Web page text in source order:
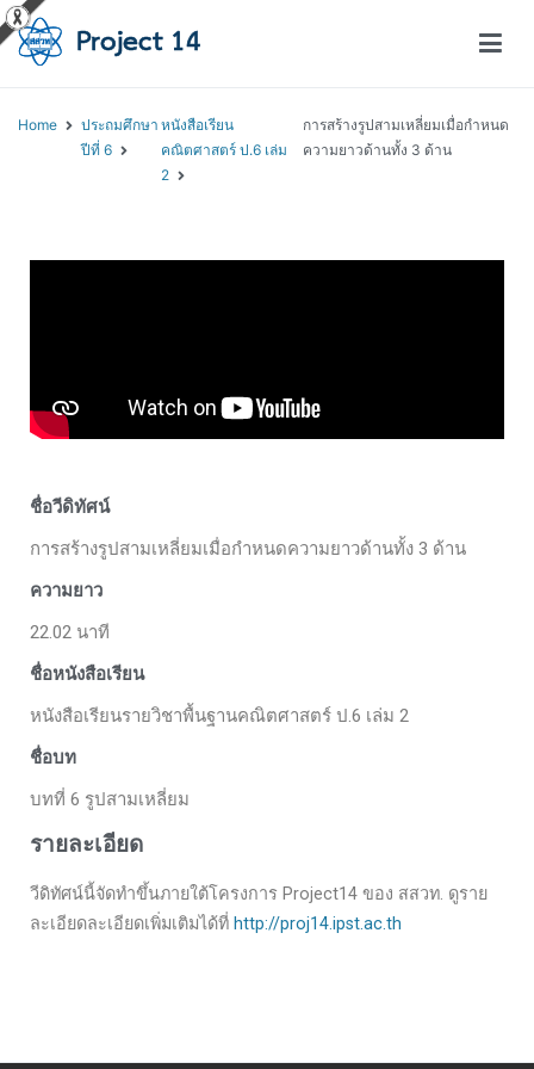
Home
ประถมศึกษา
ปีที่ 6
หนังสือเรียน
คณิตศาสตร์ ป.6 เล่ม
2
การสร้างรูปสามเหลี่ยมเมื่อกำหนด
ความยาวด้านทั้ง 3 ด้าน
ชื่อวีดิทัศน์
การสร้างรูปสามเหลี่ยมเมื่อกำหนดความยาวด้านทั้ง 3 ด้าน
ความยาว
22.02 นาที
ชื่อหนังสือเรียน
หนังสือเรียนรายวิชาพื้นฐานคณิตศาสตร์ ป.6 เล่ม 2
ชื่อบท
บทที่ 6 รูปสามเหลี่ยม
รายละเอียด
วีดิทัศน์นี้จัดทำขึ้นภายใต้โครงการ Project14 ของ สสวท. ดูราย
ละเอียดละเอียดเพิ่มเติมได้ที่ http://proj14.ipst.ac.th